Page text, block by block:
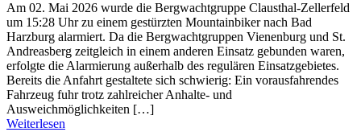
Am 02. Mai 2026 wurde die Bergwachtgruppe Clausthal-Zellerfeld
um 15:28 Uhr zu einem gestürzten Mountainbiker nach Bad
Harzburg alarmiert. Da die Bergwachtgruppen Vienenburg und St.
Andreasberg zeitgleich in einem anderen Einsatz gebunden waren,
erfolgte die Alarmierung außerhalb des regulären Einsatzgebietes.
Bereits die Anfahrt gestaltete sich schwierig: Ein vorausfahrendes
Fahrzeug fuhr trotz zahlreicher Anhalte- und
Ausweichmöglichkeiten […]
Weiterlesen